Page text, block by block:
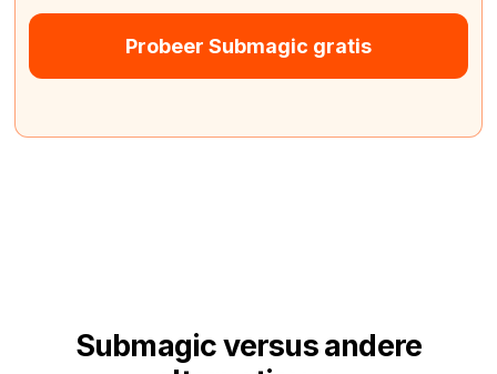
Probeer Submagic gratis
Submagic versus andere